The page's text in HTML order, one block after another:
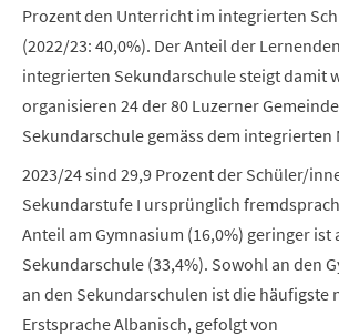
Prozent den Unterricht im integrierten
(2022/23: 40,0%). Der Anteil der
integrierten Sekundarschule steigt damit
organisieren 24 der 80 Luzerner
Sekundarschule gemäss dem integrierten
2023/24 sind 29,9 Prozent der Schüler/
Sekundarstufe I ursprünglich
Anteil am Gymnasium (16,0%) geringer ist
Sekundarschule (33,4%). Sowohl an den
an den Sekundarschulen ist die häufigste
Erstsprache Albanisch, gefolgt von